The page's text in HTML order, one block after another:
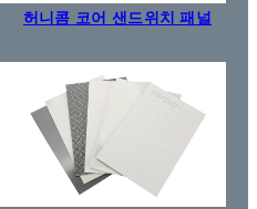
허니콤 코어 샌드위치 패널